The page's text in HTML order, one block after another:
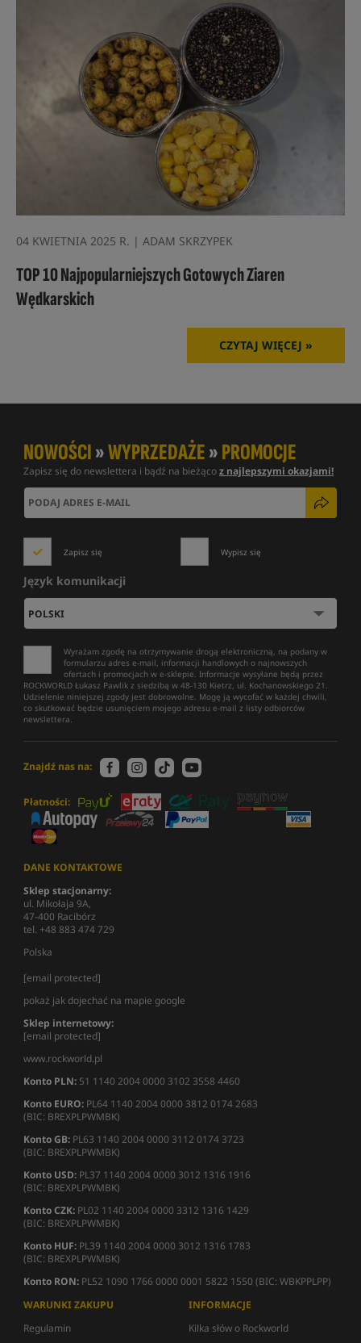
04 KWIETNIA 2025 R. | ADAM SKRZYPEK
TOP 10 Najpopularniejszych Gotowych Ziaren
Wędkarskich
CZYTAJ WIĘCEJ »
NOWOŚCI»WYPRZEDAŻE»PROMOCJE
Zapisz się do newslettera i bądź na bieżącoz najlepszymi okazjami!
Zapisz się Wypisz się
Język komunikacji
Wyrażam zgodę na otrzymywanie drogą elektroniczną, na podany w
formularzu adres e-mail, informacji handlowych o najnowszych
ofertach i promocjach w e-sklepie. Informacje wysyłane będą przez
ROCKWORLD Łukasz Pawlik z siedzibą w 48-130 Kietrz, ul. Kochanowskiego 21.
Udzielenie niniejszej zgody jest dobrowolne. Mogę ją wycofać w każdej chwili,
co skutkować będzie usunięciem mojego adresu e-mail z listy odbiorców
newslettera.
Znajdź nas na:
Płatności:
DANE KONTAKTOWE
Sklep stacjonarny:
ul. Mikołaja 9A,
47-400 Racibórz
tel. +48 883 474 729
Polska
[email protected]
pokaż jak dojechać na mapie google
Sklep internetowy:
[email protected]
www.rockworld.pl
Konto PLN: 51 1140 2004 0000 3102 3558 4460
Konto EURO: PL64 1140 2004 0000 3812 0174 2683
(BIC: BREXPLPWMBK)
Konto GB: PL63 1140 2004 0000 3112 0174 3723
(BIC: BREXPLPWMBK)
Konto USD: PL37 1140 2004 0000 3012 1316 1916
(BIC: BREXPLPWMBK)
Konto CZK: PL02 1140 2004 0000 3312 1316 1429
(BIC: BREXPLPWMBK)
Konto HUF: PL39 1140 2004 0000 3012 1316 1783
(BIC: BREXPLPWMBK)
Konto RON: PL52 1090 1766 0000 0001 5822 1550 (BIC: WBKPPLPP)
WARUNKI ZAKUPU
Regulamin
INFORMACJE
Kilka słów o Rockworld